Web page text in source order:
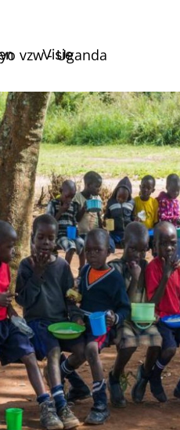
Visie
vzw - Uganda